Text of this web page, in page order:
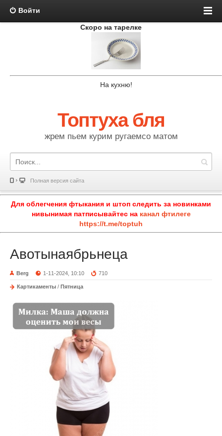
Войти
Скоро на тарелке
На кухню!
Топтуха бля
жрем пьем курим ругаемсо матом
Полная версия сайта
Для облегчения фтыкания и штоп следить за новинками
нивынимая патписывайтес на канал фтилеге
https://t.me/toptuh
Авотынаябрьнеца
Berg 1-11-2024, 10:10 710
Картикаменты / Пятница